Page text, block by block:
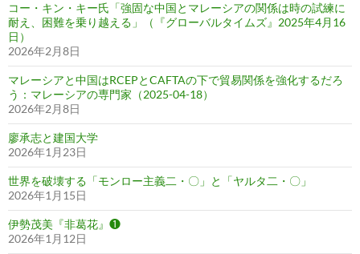
コー・キン・キー氏「強固な中国とマレーシアの関係は時の試練に
耐え、困難を乗り越える」（『グローバルタイムズ』2025年4月16
日）
2026年2月8日
マレーシアと中国はRCEPとCAFTAの下で貿易関係を強化するだろ
う：マレーシアの専門家（2025-04-18）
2026年2月8日
廖承志と建国大学
2026年1月23日
世界を破壊する「モンロー主義二・〇」と「ヤルタ二・〇」
2026年1月15日
伊勢茂美『非葛花』❶
2026年1月12日